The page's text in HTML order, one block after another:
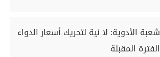
شعبة الأدوية: لا نية لتحريك أسعار الدواء
الفترة المقبلة